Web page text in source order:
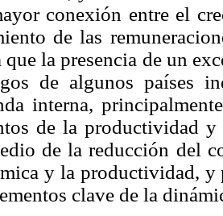
conexión entre el
de las
que la presencia de un
de algunos países
interna,
de la productividad
de la reducción del
y la productividad, y
clave de la